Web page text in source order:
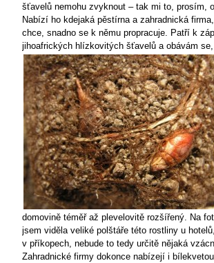
šťavelů nemohu zvyknout – tak mi to, prosím,
Nabízí ho kdejaká pěstírna a zahradnická
chce, snadno se k němu propracuje. Patří k
jihoafrických hlízkovitých šťavelů a obávám se,
domovině téměř až plevelovitě rozšířený. Na
jsem viděla veliké polštáře této rostliny u
v příkopech, nebude to tedy určitě nějaká
Zahradnické firmy dokonce nabízejí i